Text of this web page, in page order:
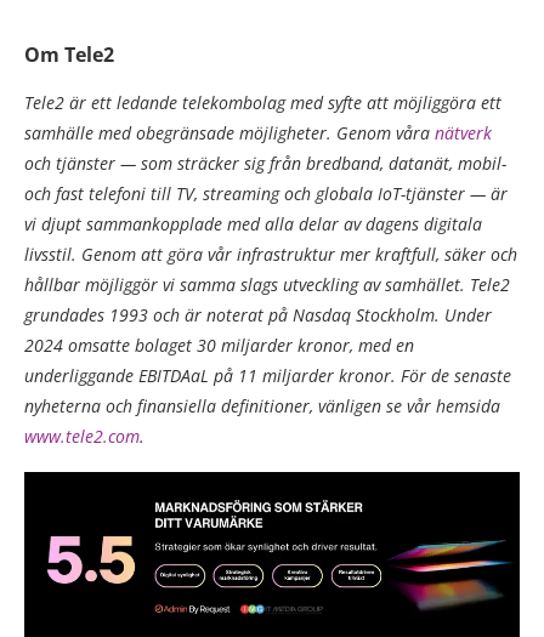
Om Tele2
Tele2 är ett ledande telekombolag med syfte att möjliggöra ett
samhälle med obegränsade möjligheter. Genom våra nätverk
och tjänster — som sträcker sig från bredband, datanät, mobil-
och fast telefoni till TV, streaming och globala IoT-tjänster — är
vi djupt sammankopplade med alla delar av dagens digitala
livsstil. Genom att göra vår infrastruktur mer kraftfull, säker och
hållbar möjliggör vi samma slags utveckling av samhället. Tele2
grundades 1993 och är noterat på Nasdaq Stockholm. Under
2024 omsatte bolaget 30 miljarder kronor, med en
underliggande EBITDAaL på 11 miljarder kronor. För de senaste
nyheterna och finansiella definitioner, vänligen se vår hemsida
www.tele2.com.